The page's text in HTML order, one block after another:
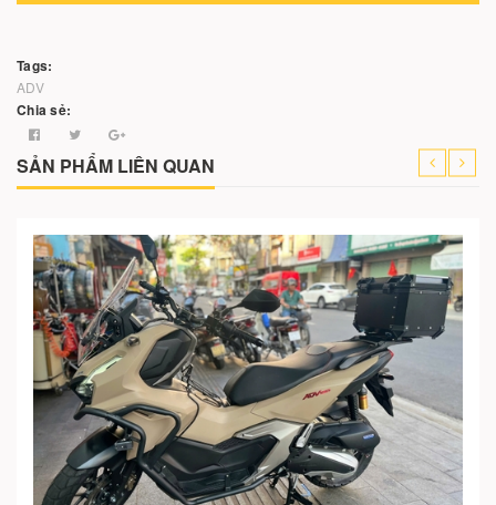
Tags:
ADV
Chia sẻ:
SẢN PHẨM LIÊN QUAN
Cho vào giỏ hàng